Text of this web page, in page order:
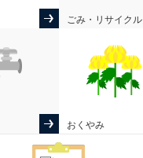
ごみ・リサイクル
おくやみ